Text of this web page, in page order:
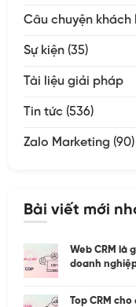
Câu chuyện khách
Sự kiện(35)
Tài liệu giải pháp
Tin tức (536)
Zalo Marketing (90)
Bài viết mới
Web CRM là
doanh
Top CRM